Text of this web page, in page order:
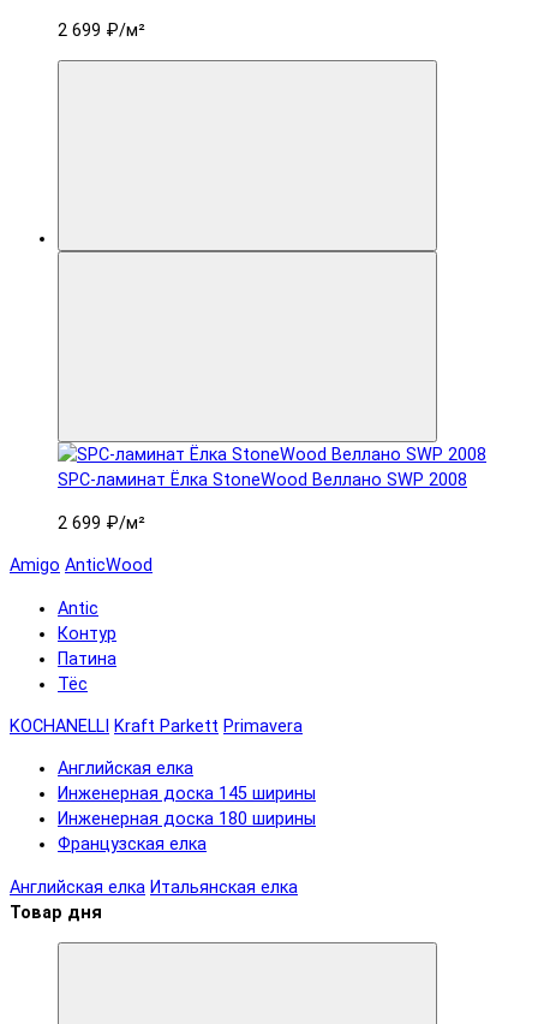
2 699 ₽/м²
SPC-ламинат Ëлка StoneWood Веллано SWP 2008
2 699 ₽/м²
Amigo AnticWood
Antic
Контур
Патина
Тёс
KOCHANELLI Kraft Parkett Primavera
Английская елка
Инженерная доска 145 ширины
Инженерная доска 180 ширины
Французская елка
Английская елка Итальянская елка
Товар дня